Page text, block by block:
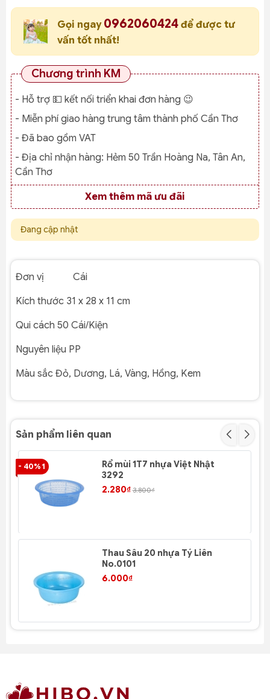
Gọi ngay 0962060424 để được tư
vấn tốt nhất!
Chương trình KM
- Hỗ trợ 💵 kết nối triển khai đơn hàng 😉
- Miễn phí giao hàng trung tâm thành phố Cần Thơ
- Đã bao gồm VAT
- Địa chỉ nhận hàng: Hẻm 50 Trần Hoàng Na, Tân An,
Cần Thơ
Xem thêm mã ưu đãi
Đang cập nhật
Đơn vị Cái
Kích thước 31 x 28 x 11 cm
Qui cách 50 Cái/Kiện
Nguyên liệu PP
Màu sắc Đỏ, Dương, Lá, Vàng, Hồng, Kem
Sản phẩm liên quan
- 40% 1
Rổ mùi 1T7 nhựa Việt Nhật
3292
2.280₫ 3.800₫
Thau Sâu 20 nhựa Tý Liên
No.0101
6.000₫